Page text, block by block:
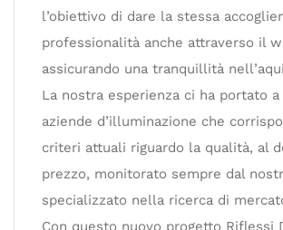
l’obiettivo di dare la stessa
professionalità anche attraverso il
assicurando una tranquillità
La nostra esperienza ci ha portato
aziende d’illuminazione che
criteri attuali riguardo la qualità, al
prezzo, monitorato sempre dal
specializzato nella ricerca di
Con questo nuovo progetto Riflessi